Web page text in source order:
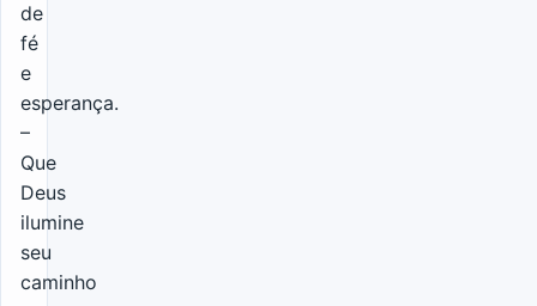
de
fé
e
esperança.
–
Que
Deus
ilumine
seu
caminho